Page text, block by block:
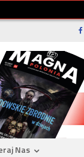
Nas